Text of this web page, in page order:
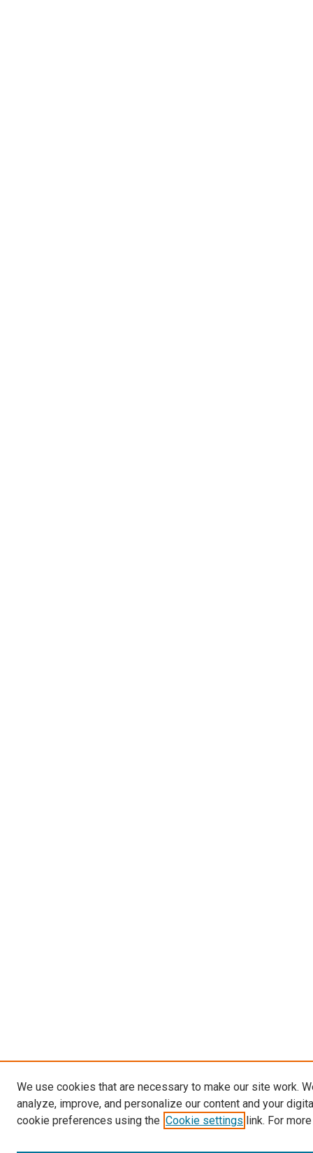
We use cookies that are necessary to make our site work.
analyze, improve, and personalize our content and your
cookie preferences using the Cookie settings link. For